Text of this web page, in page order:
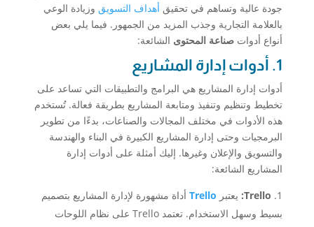
جودة عالية وتساهم في تحقيق أهداف التسويقوزيادة الوعي
بالعلامة التجارية وجذب المزيد من الجمهور. فيما يلي بعض
أنواع أدوات صناعة المحتوى الشائعة:
1. أدوات إدارة المشاريع
أدوات إدارة المشاريع هي البرامج والتطبيقات التي تساعد على
تخطيط وتنظيم وتنفيذ ومتابعة المشاريع بطريقة فعالة. تُستخدم
هذه الأدوات في مختلف المجالات والصناعات، بدءًا من تطوير
البرمجيات وحتى إدارة المشاريع الكبيرة في البناء والهندسة
والتسويق والإعلان وغيرها. إليك أمثلة على أدوات إدارة
المشاريع الشائعة:
Trello: يعتبر Trelloأداة مشهورة لإدارة المشاريع بتصميم
بسيط وسهل الاستخدام. تعتمد Trello على نظام اللوحات